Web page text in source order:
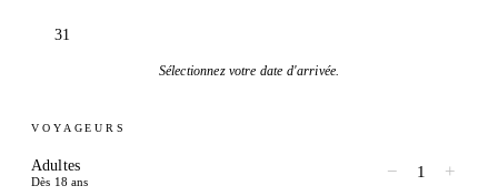
31
Sélectionnez votre date d'arrivée.
VOYAGEURS
Adultes
Dès 18 ans − 1 +